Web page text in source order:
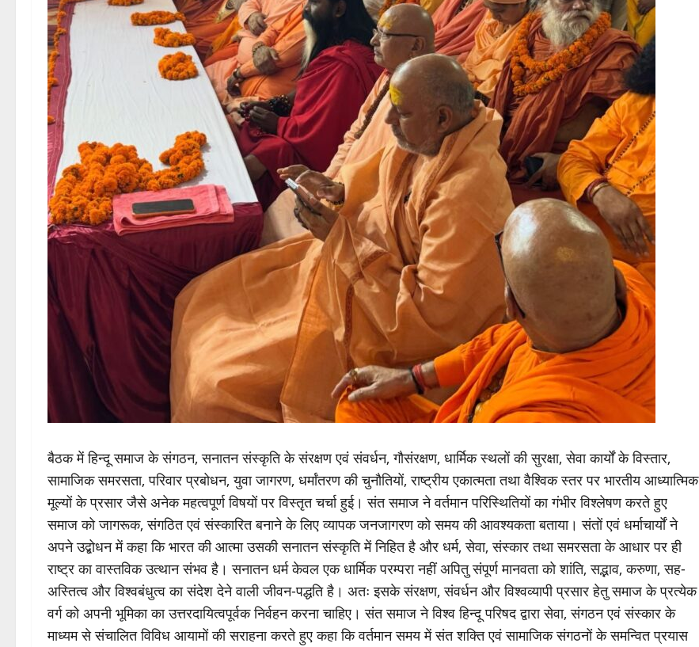
बैठक में हिन्दू समाज के संगठन, सनातन संस्कृति के संरक्षण एवं संवर्धन, गौसंरक्षण, धार्मिक स्थलों की सुरक्षा, सेवा कार्यों के विस्तार,
सामाजिक समरसता, परिवार प्रबोधन, युवा जागरण, धर्मांतरण की चुनौतियों, राष्ट्रीय एकात्मता तथा वैश्विक स्तर पर भारतीय आध्यात्मिक
मूल्यों के प्रसार जैसे अनेक महत्वपूर्ण विषयों पर विस्तृत चर्चा हुई। संत समाज ने वर्तमान परिस्थितियों का गंभीर विश्लेषण करते हुए
समाज को जागरूक, संगठित एवं संस्कारित बनाने के लिए व्यापक जनजागरण को समय की आवश्यकता बताया। संतों एवं धर्माचार्यों ने
अपने उद्बोधन में कहा कि भारत की आत्मा उसकी सनातन संस्कृति में निहित है और धर्म, सेवा, संस्कार तथा समरसता के आधार पर ही
राष्ट्र का वास्तविक उत्थान संभव है। सनातन धर्म केवल एक धार्मिक परम्परा नहीं अपितु संपूर्ण मानवता को शांति, सद्भाव, करुणा, सह-
अस्तित्व और विश्वबंधुत्व का संदेश देने वाली जीवन-पद्धति है। अतः इसके संरक्षण, संवर्धन और विश्वव्यापी प्रसार हेतु समाज के प्रत्येक
वर्ग को अपनी भूमिका का उत्तरदायित्वपूर्वक निर्वहन करना चाहिए। संत समाज ने विश्व हिन्दू परिषद द्वारा सेवा, संगठन एवं संस्कार के
माध्यम से संचालित विविध आयामों की सराहना करते हुए कहा कि वर्तमान समय में संत शक्ति एवं सामाजिक संगठनों के समन्वित प्रयास